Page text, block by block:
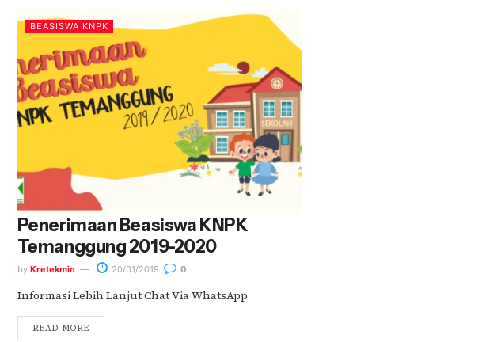
BEASISWA KNPK
Penerimaan Beasiswa KNPK
Temanggung 2019-2020
by Kretekmin 20/01/2019 0
Informasi Lebih Lanjut Chat Via WhatsApp
READ MORE